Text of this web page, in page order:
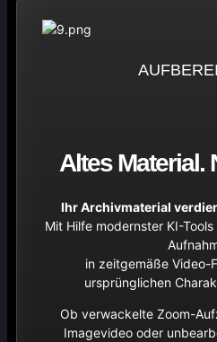
Altes Material.
Ihr Archivmaterial
Mit Hilfe modernster KI-
in zeitgemäße Video-
ursprünglichen
Ob verwackelte Zoom-
Imagevideo oder